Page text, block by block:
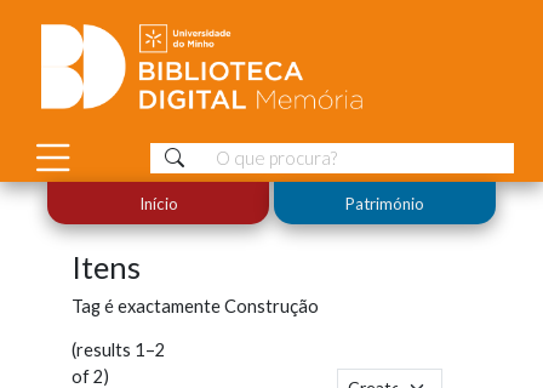
Início Património
Itens
Tag é exactamenteConstrução
(results 1–2
of 2)